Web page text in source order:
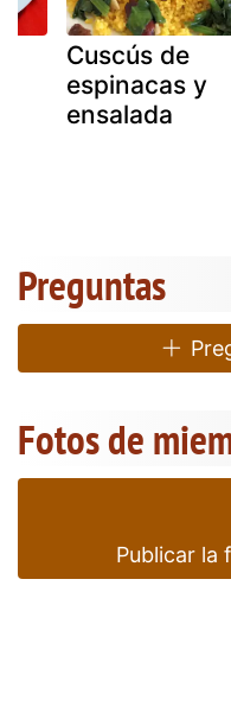
Cuscús de
espinacas y
ensalada
Preguntas
Fotos de
Publicar la